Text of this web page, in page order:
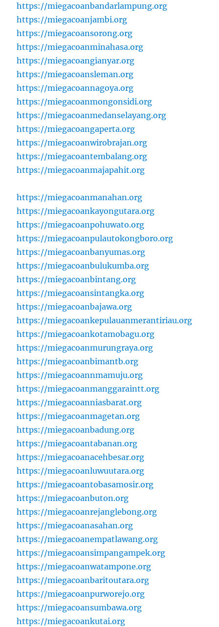
https://miegacoanbandarlampung.org
https://miegacoanjambi.org
https://miegacoansorong.org
https://miegacoanminahasa.org
https://miegacoangianyar.org
https://miegacoansleman.org
https://miegacoannagoya.org
https://miegacoanmongonsidi.org
https://miegacoanmedanselayang.org
https://miegacoangaperta.org
https://miegacoanwirobrajan.org
https://miegacoantembalang.org
https://miegacoanmajapahit.org
https://miegacoanmanahan.org
https://miegacoankayongutara.org
https://miegacoanpohuwato.org
https://miegacoanpulautokongboro.org
https://miegacoanbanyumas.org
https://miegacoanbulukumba.org
https://miegacoanbintang.org
https://miegacoansintangka.org
https://miegacoanbajawa.org
https://miegacoankepulauanmerantiriau.org
https://miegacoankotamobagu.org
https://miegacoanmurungraya.org
https://miegacoanbimantb.org
https://miegacoannmamuju.org
https://miegacoanmanggaraintt.org
https://miegacoanniasbarat.org
https://miegacoanmagetan.org
https://miegacoanbadung.org
https://miegacoantabanan.org
https://miegacoanacehbesar.org
https://miegacoanluwuutara.org
https://miegacoantobasamosir.org
https://miegacoanbuton.org
https://miegacoanrejanglebong.org
https://miegacoanasahan.org
https://miegacoanempatlawang.org
https://miegacoansimpangampek.org
https://miegacoanwatampone.org
https://miegacoanbaritoutara.org
https://miegacoanpurworejo.org
https://miegacoansumbawa.org
https://miegacoankutai.org